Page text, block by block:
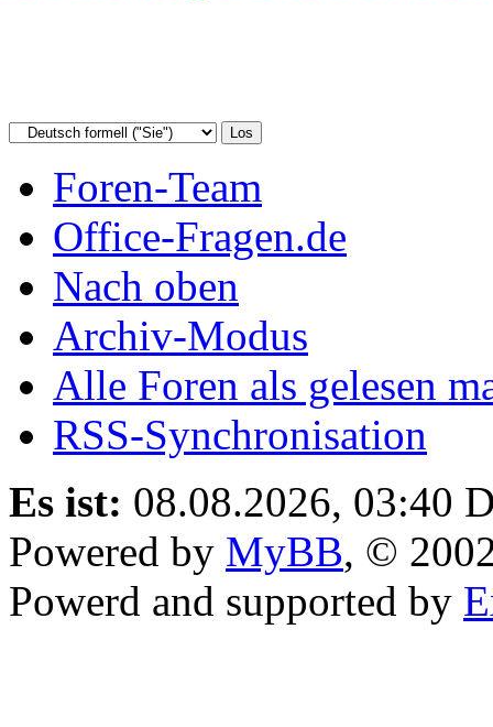
Foren-Team
Office-Fragen.de
Nach oben
Archiv-Modus
Alle Foren als gelesen
RSS-Synchronisation
Es ist: 08.08.2026, 03:40
Powered by MyBB, ©
Powerd and supported by